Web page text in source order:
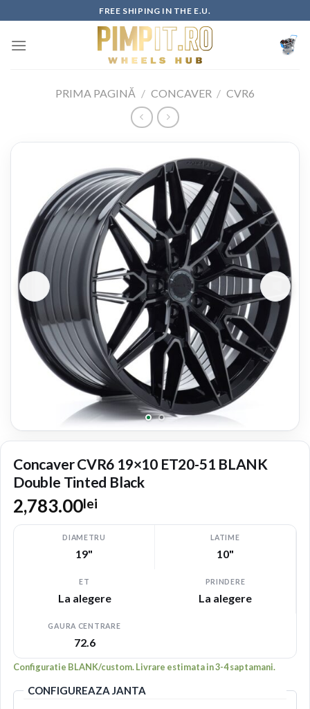
to
content
FREE SHIPING IN THE E.U.
PRIMA PAGINĂ / CONCAVER / CVR6
Concaver CVR6 19×10 ET20-51 BLANK
Double Tinted Black
2,783.00lei
DIAMETRU
19"
LATIME
10"
ET
La alegere
PRINDERE
La alegere
GAURA CENTRARE
72.6
Configuratie BLANK/custom. Livrare estimata in 3-4 saptamani.
CONFIGUREAZA JANTA